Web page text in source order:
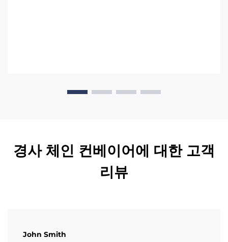
경사 체인 컨베이어에 대한 고객
리뷰
John Smith